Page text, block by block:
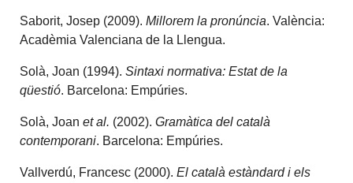
Saborit, Josep (2009).Millorem la pronúncia. València:
Acadèmia Valenciana de la Llengua.
Solà, Joan (1994).Sintaxi normativa: Estat de la
qüestió. Barcelona: Empúries.
Solà, Joanet al. (2002).Gramàtica del català
contemporani. Barcelona: Empúries.
Vallverdú, Francesc (2000).El català estàndard i els